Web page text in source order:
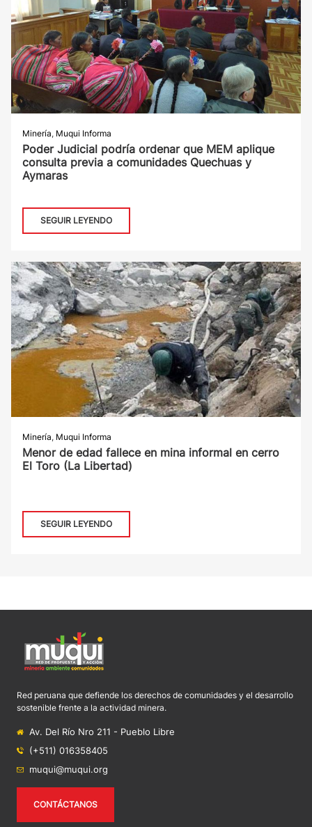
Minería, Muqui Informa
Poder Judicial podría ordenar que MEM aplique
consulta previa a comunidades Quechuas y
Aymaras
SEGUIR LEYENDO
Minería, Muqui Informa
Menor de edad fallece en mina informal en cerro
El Toro (La Libertad)
SEGUIR LEYENDO
Red peruana que defiende los derechos de comunidades y el desarrollo
sostenible frente a la actividad minera.
Av. Del Río Nro 211 - Pueblo Libre
(+511) 016358405
muqui@muqui.org
CONTÁCTANOS